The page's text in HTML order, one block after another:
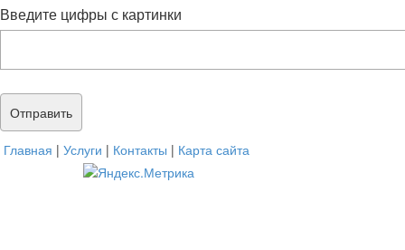
Введите цифры с картинки
Главная | Услуги | Контакты | Карта сайта